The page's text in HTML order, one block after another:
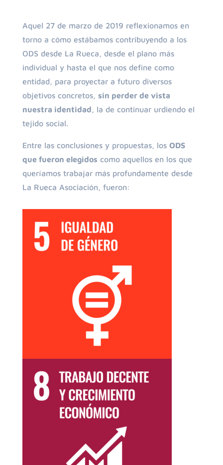
Aquel 27 de marzo de 2019 reflexionamos en
torno a cómo estábamos contribuyendo a los
ODS desde La Rueca, desde el plano más
individual y hasta el que nos define como
entidad, para proyectar a futuro diversos
objetivos concretos, sin perder de vista
nuestra identidad, la de continuar urdiendo el
tejido social.
Entre las conclusiones y propuestas, los ODS
que fueron elegidos como aquellos en los que
queríamos trabajar más profundamente desde
La Rueca Asociación, fueron: